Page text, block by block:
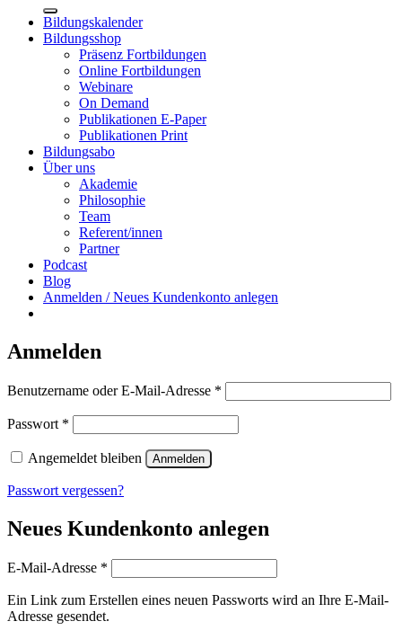
Bildungskalender
Bildungsshop
Präsenz Fortbildungen
Online Fortbildungen
Webinare
On Demand
Publikationen E-Paper
Publikationen Print
Bildungsabo
Über uns
Akademie
Philosophie
Team
Referent/innen
Partner
Podcast
Blog
Anmelden / Neues Kundenkonto anlegen
Anmelden
Benutzername oder E-Mail-Adresse *
Passwort *
Angemeldet bleiben Anmelden
Passwort vergessen?
Neues Kundenkonto anlegen
E-Mail-Adresse *
Ein Link zum Erstellen eines neuen Passworts wird an Ihre E-Mail-
Adresse gesendet.